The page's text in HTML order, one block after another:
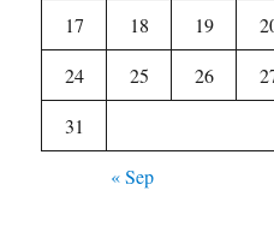
17
18 19
24
25 26
31
« Sep